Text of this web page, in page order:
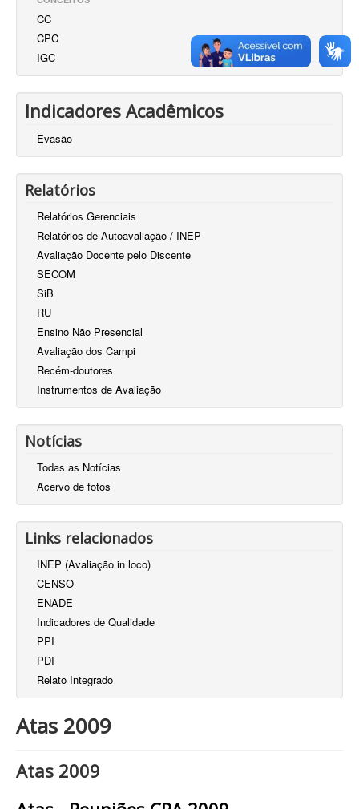
CC
CPC
IGC
Indicadores Acadêmicos
Evasão
Relatórios
Relatórios Gerenciais
Relatórios de Autoavaliação / INEP
Avaliação Docente pelo Discente
SECOM
SiB
RU
Ensino Não Presencial
Avaliação dos Campi
Recém-doutores
Instrumentos de Avaliação
Notícias
Todas as Notícias
Acervo de fotos
Links relacionados
INEP (Avaliação in loco)
CENSO
ENADE
Indicadores de Qualidade
PPI
PDI
Relato Integrado
Atas 2009
Atas 2009